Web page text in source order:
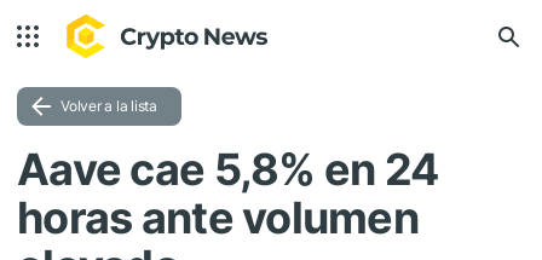
Volver a la lista
Aave cae 5,8% en 24
horas ante volumen